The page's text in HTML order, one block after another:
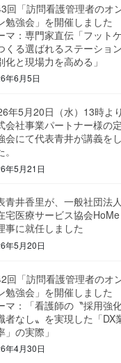
回「訪問看護管理者のオ
勉強会」を開催しました
マ：専門家直伝「フット
くる選ばれるステーショ
化と現場力を高める」
年6月5日
年5月20日（水）13時より
会社事業パートナー様の
会にて代表青井が講義を
年5月21日
青井香里が、一般社団法
宅医療サービス協会
事に就任しました
年5月20日
回「訪問看護管理者のオ
勉強会」を開催しました
マ：「看護師の〝採用強
者なし〟を実現した「DX
」の実際」
年4月30日